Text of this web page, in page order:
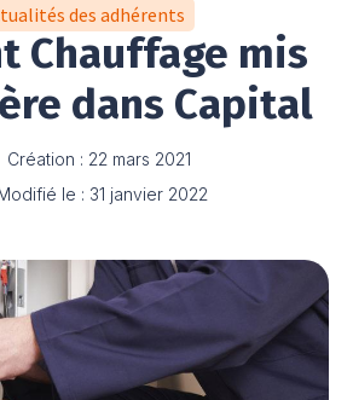
des adhérents
Chauffage mis
dans Capital
Création : 22 mars 2021
le : 31 janvier 2022